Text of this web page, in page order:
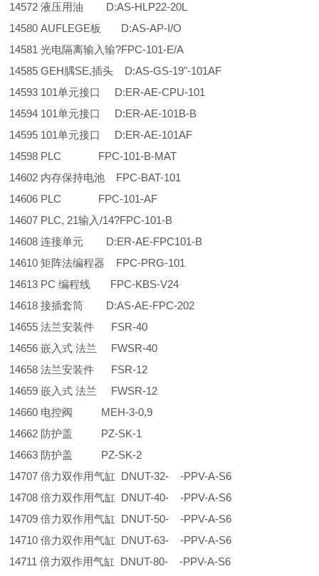
14572 液压用油 D:AS-HLP22-20L
14580 AUFLEGE板 D:AS-AP-I/O
14581 光电隔离输入输?FPC-101-E/A
14585 GEH腢SE,插头 D:AS-GS-19"-101AF
14593 101单元接口 D:ER-AE-CPU-101
14594 101单元接口 D:ER-AE-101B-B
14595 101单元接口 D:ER-AE-101AF
14598 PLC FPC-101-B-MAT
14602 内存保持电池 FPC-BAT-101
14606 PLC FPC-101-AF
14607 PLC, 21输入/14?FPC-101-B
14608 连接单元 D:ER-AE-FPC101-B
14610 矩阵法编程器 FPC-PRG-101
14613 PC 编程线 FPC-KBS-V24
14618 接插套筒 D:AS-AE-FPC-202
14655 法兰安装件 FSR-40
14656 嵌入式 法兰 FWSR-40
14658 法兰安装件 FSR-12
14659 嵌入式 法兰 FWSR-12
14660 电控阀 MEH-3-0,9
14662 防护盖 PZ-SK-1
14663 防护盖 PZ-SK-2
14707 倍力双作用气缸 DNUT-32- -PPV-A-S6
14708 倍力双作用气缸 DNUT-40- -PPV-A-S6
14709 倍力双作用气缸 DNUT-50- -PPV-A-S6
14710 倍力双作用气缸 DNUT-63- -PPV-A-S6
14711 倍力双作用气缸 DNUT-80- -PPV-A-S6